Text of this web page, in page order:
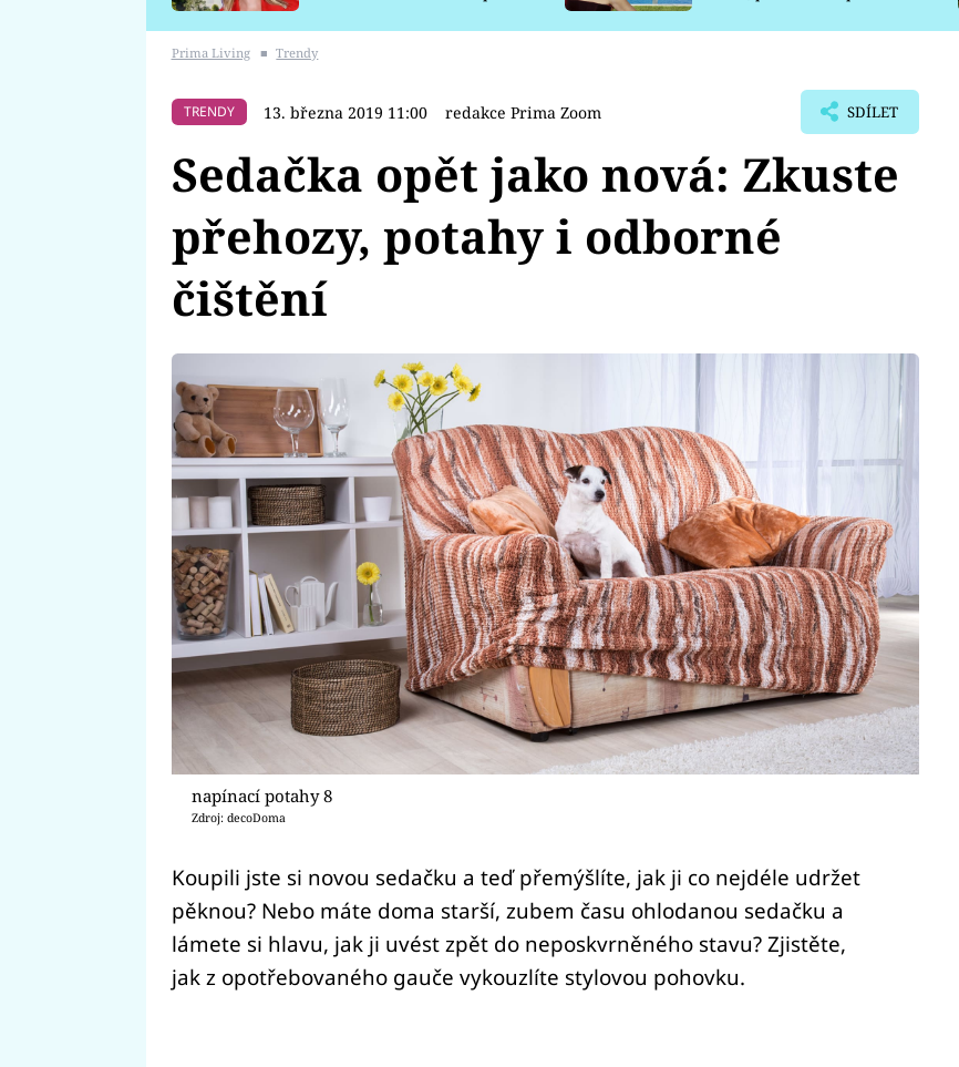
Prima Living ■ Trendy
TRENDY 13. března 2019 11:00 redakce Prima Zoom SDÍLET
Sedačka opět jako nová: Zkuste
přehozy, potahy i odborné
čištění
napínací potahy 8
Zdroj: decoDoma
Koupili jste si novou sedačku a teď přemýšlíte, jak ji co nejdéle udržet
pěknou? Nebo máte doma starší, zubem času ohlodanou sedačku a
lámete si hlavu, jak ji uvést zpět do neposkvrněného stavu? Zjistěte,
jak z opotřebovaného gauče vykouzlíte stylovou pohovku.